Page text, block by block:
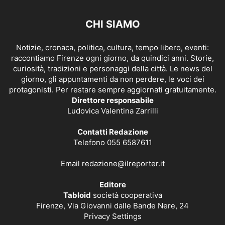
CHI SIAMO
Notizie, cronaca, politica, cultura, tempo libero, eventi:
raccontiamo Firenze ogni giorno, da quindici anni. Storie,
curiosità, tradizioni e personaggi della città. Le news del
giorno, gli appuntamenti da non perdere, le voci dei
protagonisti. Per restare sempre aggiornati gratuitamente.
Direttore responsabile
Ludovica Valentina Zarrilli
Contatti Redazione
Telefono 055 6587611
Email redazione@ilreporter.it
Editore
Tabloid società cooperativa
Firenze, Via Giovanni dalle Bande Nere, 24
Privacy Settings